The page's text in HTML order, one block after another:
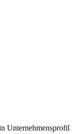
Unternehmensprofil